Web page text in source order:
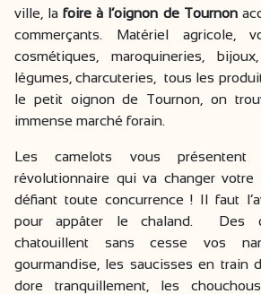
ville, lafoire à l’oignon de Tournon
commerçants. Matériel agricole,
cosmétiques, maroquineries,
légumes, charcuteries, tous les
le petit oignon de Tournon, on
immense marché forain.
Les camelots vous
révolutionnaire qui va changer
défiant toute concurrence ! Il faut
pour appâter le chaland. Des
chatouillent sans cesse vos
gourmandise, les saucisses en train
dore tranquillement, les